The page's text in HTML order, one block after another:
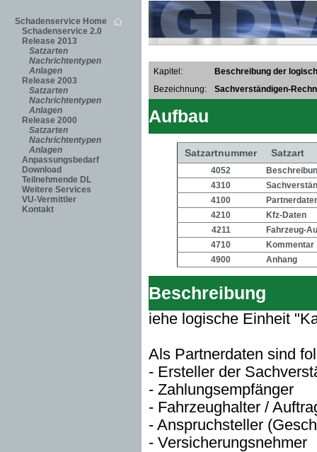
Schadenservice Home
Schadenservice 2.0
Release 2013
Satzarten
Nachrichtentypen
Anlagen
Release 2003
Satzarten
Nachrichtentypen
Anlagen
Release 2000
Satzarten
Nachrichtentypen
Anlagen
Anpassungsbedarf
Download
Teilnehmende DL
Weitere Services
VU-Vermittler
Kontakt
Kapitel:
Beschreibung der
Bezeichnung:
Sachverständigen-
Aufbau
Satzartnummer Satzart
4052
4310
4100
4210
Kfz-Daten
4211
Fahrzeug-
4710
Kommentar
4900
Anhang
Beschreibung
iehe logische Einheit
Als Partnerdaten sind
- Ersteller der
- Zahlungsempfänger
- Fahrzeughalter /
- Anspruchsteller
- Versicherungsnehmer